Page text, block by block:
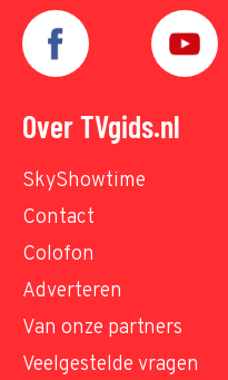
Over TVgids.nl
SkyShowtime
Contact
Colofon
Adverteren
Van onze partners
Veelgestelde vragen